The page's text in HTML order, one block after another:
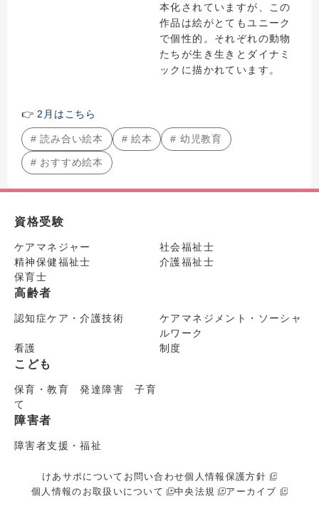
本化されていますが、この
作品は絵がとてもユニーク
で個性的。それぞれの動物
たちが生き生きとダイナミ
ックに描かれています。
👉 2月はこちら
# 読み合い絵本 # 絵本 # 幼児教育
# おすすめ絵本
資格受験
ケアマネジャー
社会福祉士
精神保健福祉士
介護福祉士
保育士
高齢者
認知症ケア・介護技術
ケアマネジメント・ソーシャ
ルワーク
看護
制度
こども
保育・教育 発達障害 子育
て
障害者
障害者支援・福祉
けあサポについて お問い合わせ個人情報保護方針
個人情報のお取扱いについて
中央法規 アーカイブ